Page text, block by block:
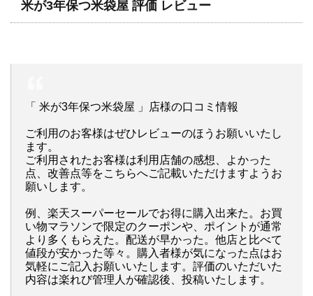
米が3年保つ米袋屋 評価 レビュー
「 米が3年保つ米袋屋 」店様の口コミ情報
ご利用のお客様はぜひレビューのほうお願いいたし
ます。
ご利用されたお客様は利用店舗の感想、よかった
点、改善点等をこちらへご記載いただけますようお
願いします。
例、楽天スーパーセールでお得に購入出来た。お買
い物マラソンで限定のクーポンや、ポイントが通常
より多くもらえた。配送が早かった。他店と比べて
値段が安かった等々。購入者様が気になった点はお
気軽にご記入お願いいたします。評価のいただいた
内容は楽れび管理人が確認後、投稿いたします。